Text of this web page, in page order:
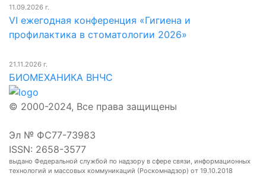
11.09.2026 г.
VI ежегодная конференция «Гигиена и
профилактика в стоматологии 2026»
21.11.2026 г.
БИОМЕХАНИКА ВНЧС
© 2000-2024, Все права защищены
Эл № ФС77-73983
ISSN: 2658-3577
выдано Федеральной службой по надзору в сфере связи, информационных
технологий и массовых коммуникаций (Роскомнадзор) от 19.10.2018